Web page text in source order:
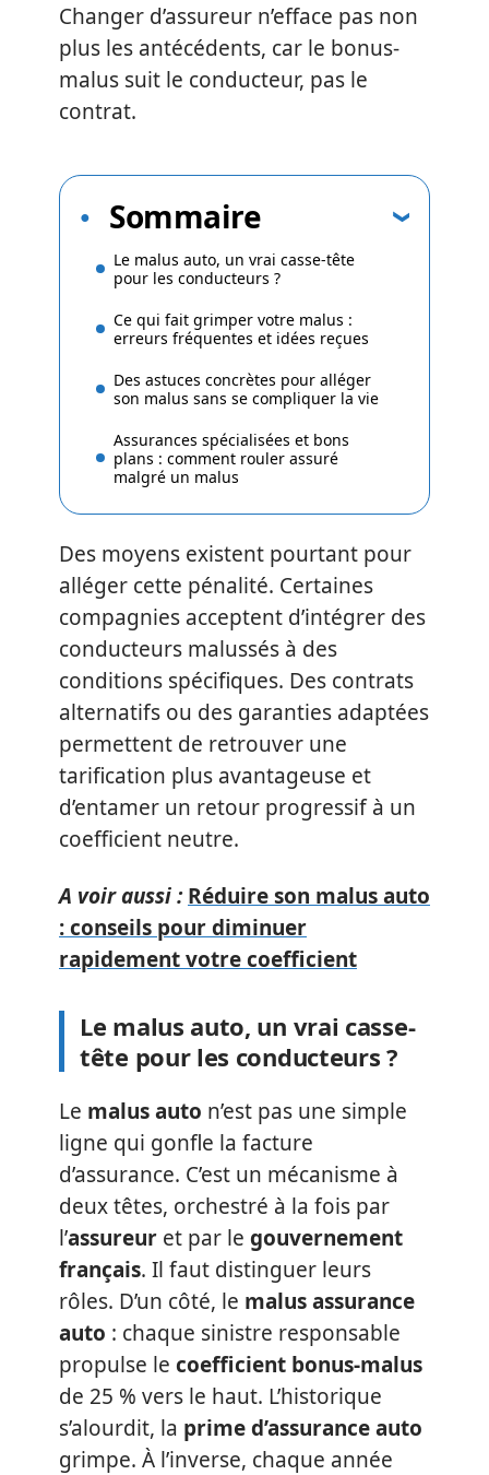
Changer d’assureur n’efface pas non
plus les antécédents, car le bonus-
malus suit le conducteur, pas le
contrat.
Sommaire
Le malus auto, un vrai casse-tête
pour les conducteurs ?
Ce qui fait grimper votre malus :
erreurs fréquentes et idées reçues
Des astuces concrètes pour alléger
son malus sans se compliquer la vie
Assurances spécialisées et bons
plans : comment rouler assuré
malgré un malus
Des moyens existent pourtant pour
alléger cette pénalité. Certaines
compagnies acceptent d’intégrer des
conducteurs malussés à des
conditions spécifiques. Des contrats
alternatifs ou des garanties adaptées
permettent de retrouver une
tarification plus avantageuse et
d’entamer un retour progressif à un
coefficient neutre.
A voir aussi : Réduire son malus auto
: conseils pour diminuer
rapidement votre coefficient
Le malus auto, un vrai casse-
tête pour les conducteurs ?
Le malus auto n’est pas une simple
ligne qui gonfle la facture
d’assurance. C’est un mécanisme à
deux têtes, orchestré à la fois par
l’assureur et par le gouvernement
français. Il faut distinguer leurs
rôles. D’un côté, le malus assurance
auto : chaque sinistre responsable
propulse le coefficient bonus-malus
de 25 % vers le haut. L’historique
s’alourdit, la prime d’assurance auto
grimpe. À l’inverse, chaque année